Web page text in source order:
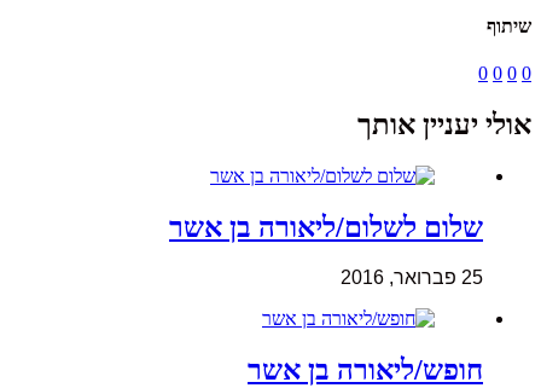
שיתוף
0
0
0
0
אולי יעניין אותך
שלום לשלום/ליאורה בן אשר
25 פברואר, 2016
חופש/ליאורה בן אשר